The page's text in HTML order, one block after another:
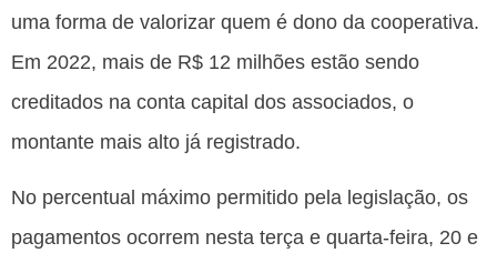
uma forma de valorizar quem é dono da cooperativa.
Em 2022, mais de R$ 12 milhões estão sendo
creditados na conta capital dos associados, o
montante mais alto já registrado.
No percentual máximo permitido pela legislação, os
pagamentos ocorrem nesta terça e quarta-feira, 20 e